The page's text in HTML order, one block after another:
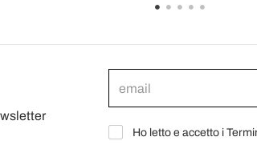
Ho letto e accetto i